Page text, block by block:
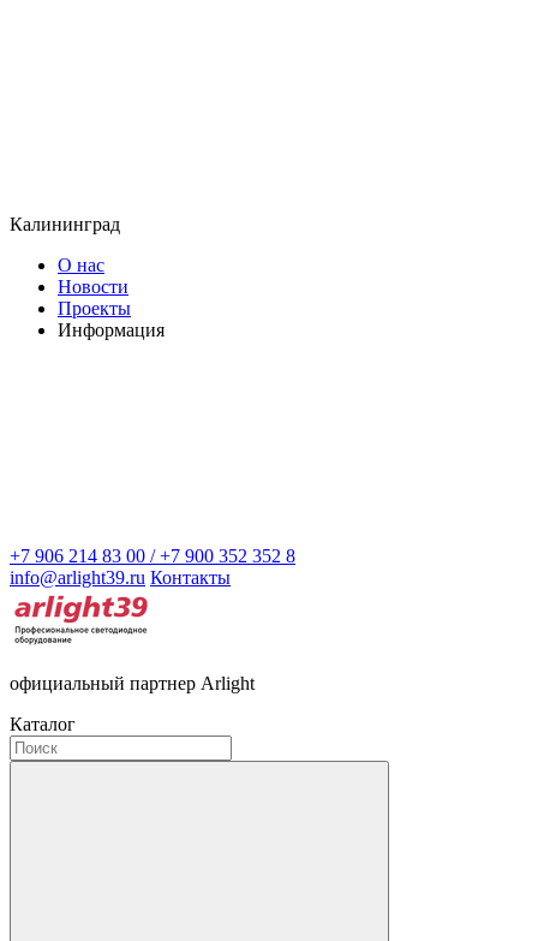
Калининград
О нас
Новости
Проекты
Информация
+7 906 214 83 00 / +7 900 352 352 8
info@arlight39.ru Контакты
официальный партнер Arlight
Каталог